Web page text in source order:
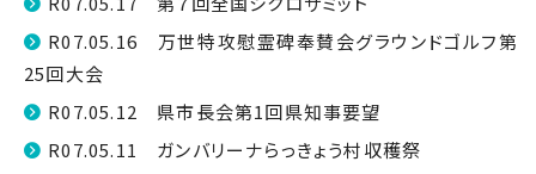
R07.05.16 万世特攻慰霊碑奉賛会グラウンドゴルフ第
25回大会
R07.05.12 県市長会第1回県知事要望
R07.05.11 ガンバリーナらっきょう村収穫祭